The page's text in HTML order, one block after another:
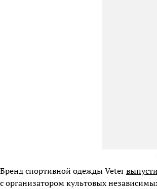
Бренд спортивной одежды Veter
с организатором культовых